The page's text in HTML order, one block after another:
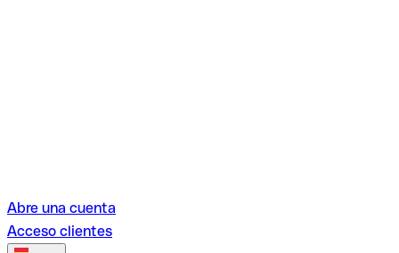
Abre una cuenta
Acceso clientes